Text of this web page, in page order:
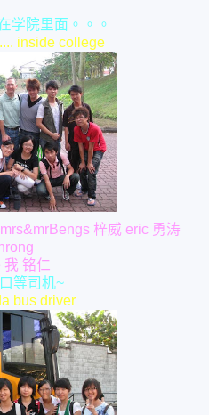
学院里面。。。
inside college
梓威 eric 勇涛
我 铭仁
等司机~
bus driver